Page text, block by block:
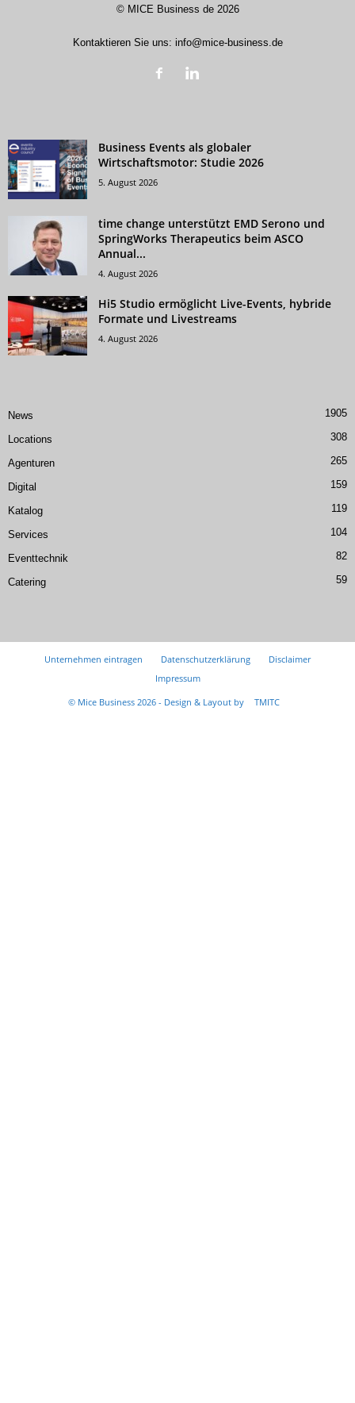
© MICE Business de2026
Kontaktieren Sie uns: info@mice-business.de
Business Events als globaler
Wirtschaftsmotor: Studie 2026
5. August 2026
time change unterstützt EMD Serono und
SpringWorks Therapeutics beim ASCO
Annual...
4. August 2026
Hi5 Studio ermöglicht Live-Events, hybride
Formate und Livestreams
4. August 2026
News 1905
Locations 308
Agenturen 265
Digital 159
Katalog 119
Services 104
Eventtechnik 82
Catering 59
Unternehmen eintragen Datenschutzerklärung
Disclaimer
Impressum
© Mice Business 2026 - Design & Layout by
TMITC